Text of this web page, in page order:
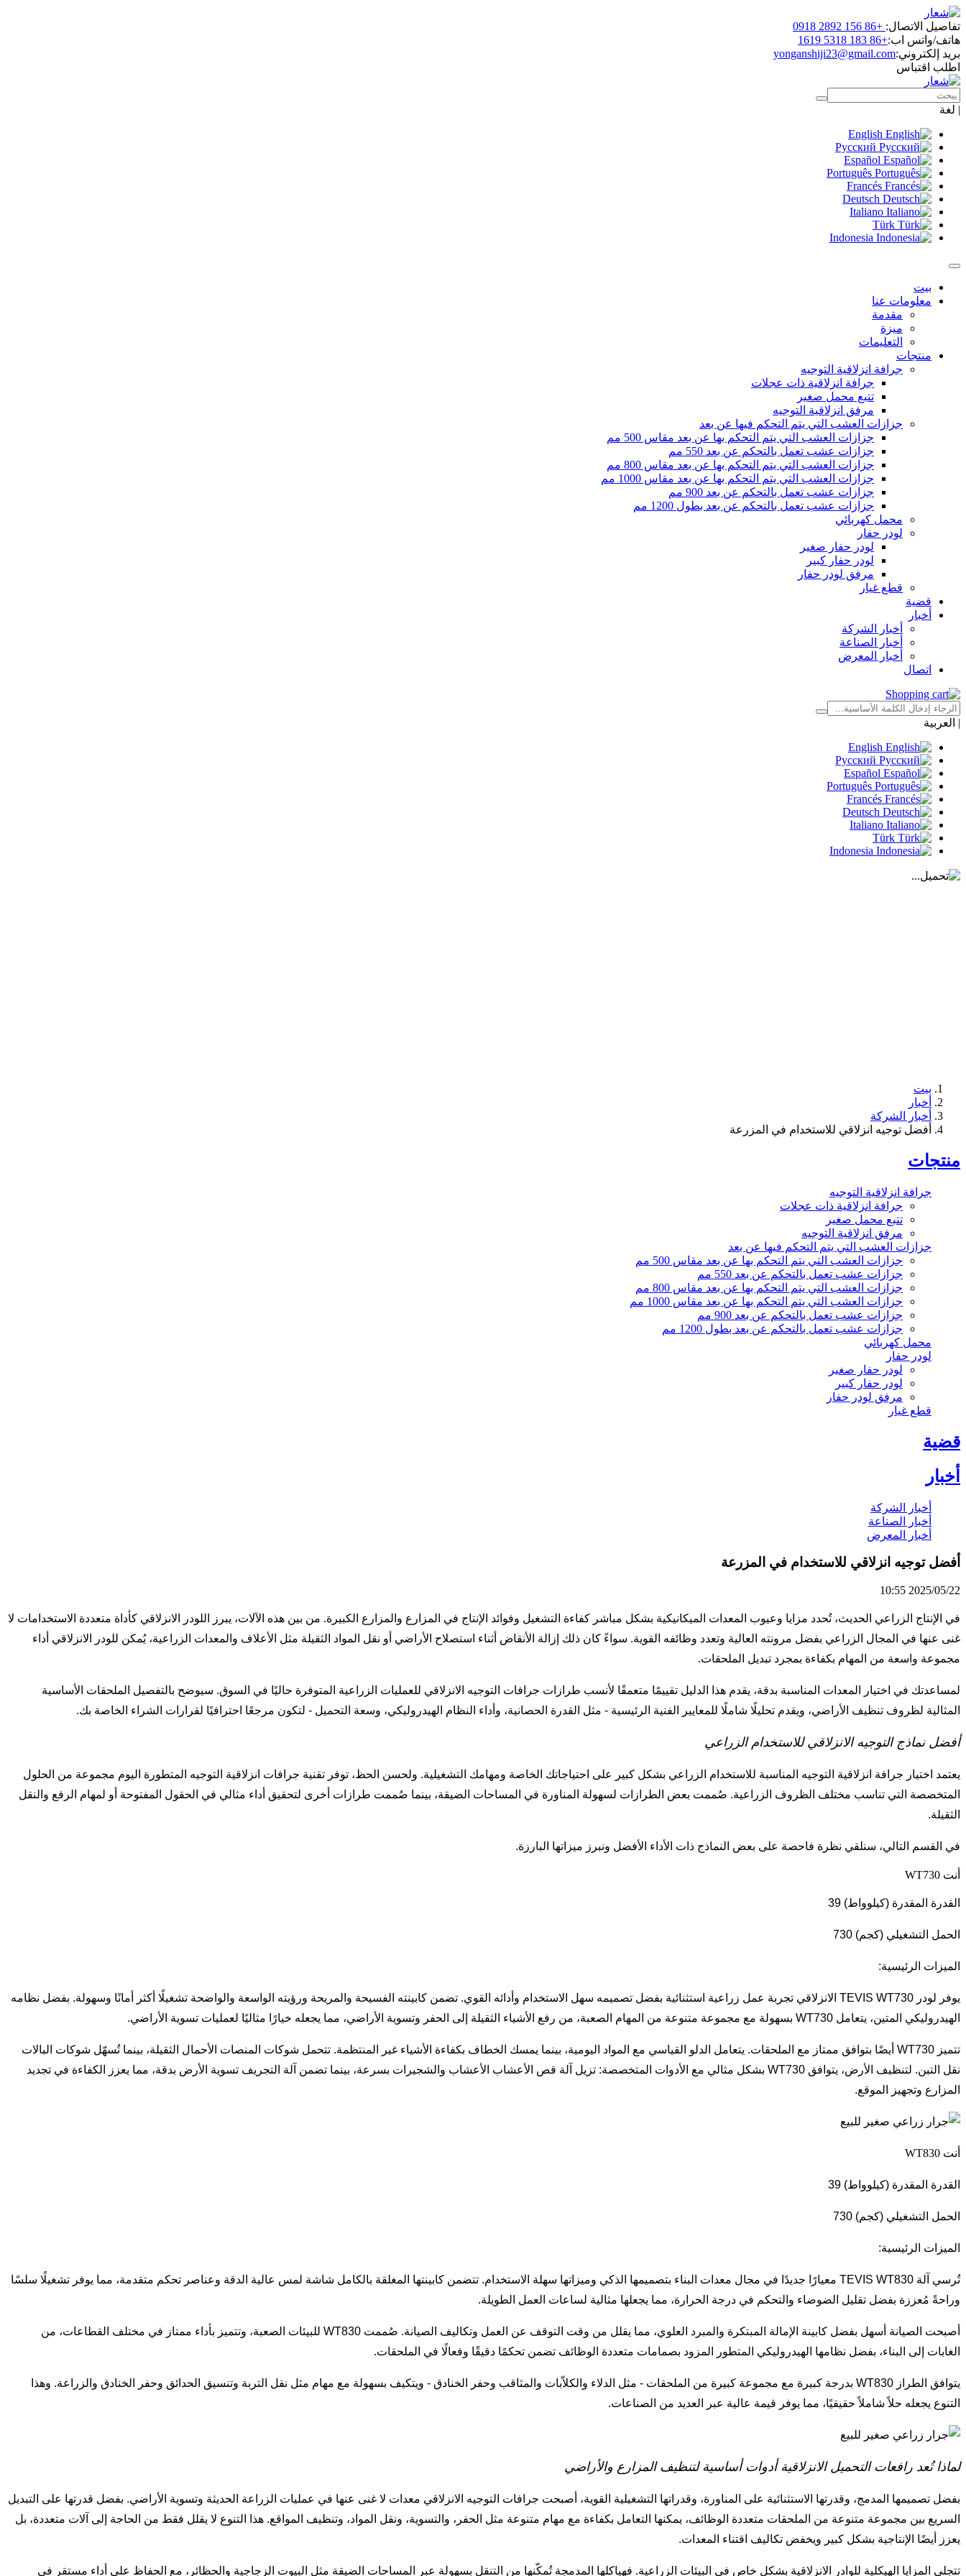
تفاصيل الاتصال: +86 156 2892 0918
هاتف/واتس اب:+86 183 5318 1619
بريد إلكتروني:yonganshiji23@gmail.com
اطلب اقتباس
| لغة
بيت
معلومات عنا
مقدمة
ميزة
التعليمات
منتجات
جرافة انزلاقية التوجيه
جرافة انزلاقية ذات عجلات
تتبع محمل صغير
مرفق انزلاقية التوجيه
جزازات العشب التي يتم التحكم فيها عن بعد
جزازات العشب التي يتم التحكم بها عن بعد مقاس 500 مم
جزازات عشب تعمل بالتحكم عن بعد 550 مم
جزازات العشب التي يتم التحكم بها عن بعد مقاس 800 مم
جزازات العشب التي يتم التحكم بها عن بعد مقاس 1000 مم
جزازات عشب تعمل بالتحكم عن بعد 900 مم
جزازات عشب تعمل بالتحكم عن بعد بطول 1200 مم
محمل كهربائي
لودر حفار
لودر حفار صغير
لودر حفار كبير
مرفق لودر حفار
قطع غيار
قضية
أخبار
أخبار الشركة
أخبار الصناعة
أخبار المعرض
اتصال
| العربية
بيت
أخبار
أخبار الشركة
أفضل توجيه انزلاقي للاستخدام في المزرعة
منتجات
جرافة انزلاقية التوجيه
جرافة انزلاقية ذات عجلات
تتبع محمل صغير
مرفق انزلاقية التوجيه
جزازات العشب التي يتم التحكم فيها عن بعد
جزازات العشب التي يتم التحكم بها عن بعد مقاس 500 مم
جزازات عشب تعمل بالتحكم عن بعد 550 مم
جزازات العشب التي يتم التحكم بها عن بعد مقاس 800 مم
جزازات العشب التي يتم التحكم بها عن بعد مقاس 1000 مم
جزازات عشب تعمل بالتحكم عن بعد 900 مم
جزازات عشب تعمل بالتحكم عن بعد بطول 1200 مم
محمل كهربائي
لودر حفار
لودر حفار صغير
لودر حفار كبير
مرفق لودر حفار
قطع غيار
قضية
أخبار
أخبار الشركة
أخبار الصناعة
أخبار المعرض
أفضل توجيه انزلاقي للاستخدام في المزرعة
2025/05/22 10:55
في الإنتاج الزراعي الحديث، تُحدد مزايا وعيوب المعدات الميكانيكية بشكل مباشر كفاءة التشغيل وفوائد الإنتاج في المزارع والمزارع الكبيرة. من بين هذه الآلات، يبرز اللودر الانزلاقي كأداة متعددة الاستخدامات لا
غنى عنها في المجال الزراعي بفضل مرونته العالية وتعدد وظائفه القوية. سواءً كان ذلك إزالة الأنقاض أثناء استصلاح الأراضي أو نقل المواد الثقيلة مثل الأعلاف والمعدات الزراعية، يُمكن للودر الانزلاقي أداء
مجموعة واسعة من المهام بكفاءة بمجرد تبديل الملحقات.
لمساعدتك في اختيار المعدات المناسبة بدقة، يقدم هذا الدليل تقييمًا متعمقًا لأنسب طرازات جرافات التوجيه الانزلاقي للعمليات الزراعية المتوفرة حاليًا في السوق. سيوضح بالتفصيل الملحقات الأساسية
المثالية لظروف تنظيف الأراضي، ويقدم تحليلًا شاملًا للمعايير الفنية الرئيسية - مثل القدرة الحصانية، وأداء النظام الهيدروليكي، وسعة التحميل - لتكون مرجعًا احترافيًا لقرارات الشراء الخاصة بك.
أفضل نماذج التوجيه الانزلاقي للاستخدام الزراعي
يعتمد اختيار جرافة انزلاقية التوجيه المناسبة للاستخدام الزراعي بشكل كبير على احتياجاتك الخاصة ومهامك التشغيلية. ولحسن الحظ، توفر تقنية جرافات انزلاقية التوجيه المتطورة اليوم مجموعة من الحلول
المتخصصة التي تناسب مختلف الظروف الزراعية. صُممت بعض الطرازات لسهولة المناورة في المساحات الضيقة، بينما صُممت طرازات أخرى لتحقيق أداء مثالي في الحقول المفتوحة أو لمهام الرفع والنقل
الثقيلة.
في القسم التالي، سنلقي نظرة فاحصة على بعض النماذج ذات الأداء الأفضل ونبرز ميزاتها البارزة.
أنت WT730
القدرة المقدرة (كيلوواط) 39
الحمل التشغيلي (كجم) 730
الميزات الرئيسية:
يوفر لودر TEVIS WT730 الانزلاقي تجربة عمل زراعية استثنائية بفضل تصميمه سهل الاستخدام وأدائه القوي. تضمن كابينته الفسيحة والمريحة ورؤيته الواسعة والواضحة تشغيلًا أكثر أمانًا وسهولة. بفضل نظامه
الهيدروليكي المتين، يتعامل WT730 بسهولة مع مجموعة متنوعة من المهام الصعبة، من رفع الأشياء الثقيلة إلى الحفر وتسوية الأراضي، مما يجعله خيارًا مثاليًا لعمليات تسوية الأراضي.
تتميز WT730 أيضًا بتوافق ممتاز مع الملحقات. يتعامل الدلو القياسي مع المواد اليومية، بينما يمسك الخطاف بكفاءة الأشياء غير المنتظمة. تتحمل شوكات المنصات الأحمال الثقيلة، بينما تُسهّل شوكات البالات
نقل التبن. لتنظيف الأرض، يتوافق WT730 بشكل مثالي مع الأدوات المتخصصة: تزيل آلة قص الأعشاب الأعشاب والشجيرات بسرعة، بينما تضمن آلة التجريف تسوية الأرض بدقة، مما يعزز الكفاءة في تجديد
المزارع وتجهيز الموقع.
أنت WT830
القدرة المقدرة (كيلوواط) 39
الحمل التشغيلي (كجم) 730
الميزات الرئيسية:
تُرسي آلة TEVIS WT830 معيارًا جديدًا في مجال معدات البناء بتصميمها الذكي وميزاتها سهلة الاستخدام. تتضمن كابينتها المغلقة بالكامل شاشة لمس عالية الدقة وعناصر تحكم متقدمة، مما يوفر تشغيلًا سلسًا
وراحةً مُعززة بفضل تقليل الضوضاء والتحكم في درجة الحرارة، مما يجعلها مثالية لساعات العمل الطويلة.
أصبحت الصيانة أسهل بفضل كابينة الإمالة المبتكرة والمبرد العلوي، مما يقلل من وقت التوقف عن العمل وتكاليف الصيانة. صُممت WT830 للبيئات الصعبة، وتتميز بأداء ممتاز في مختلف القطاعات، من
الغابات إلى البناء، بفضل نظامها الهيدروليكي المتطور المزود بصمامات متعددة الوظائف تضمن تحكمًا دقيقًا وفعالًا في الملحقات.
يتوافق الطراز WT830 بدرجة كبيرة مع مجموعة كبيرة من الملحقات - مثل الدلاء والكلاّبات والمثاقب وحفر الخنادق - ويتكيف بسهولة مع مهام مثل نقل التربة وتنسيق الحدائق وحفر الخنادق والزراعة. وهذا
التنوع يجعله حلاً شاملاً حقيقيًا، مما يوفر قيمة عالية عبر العديد من الصناعات.
لماذا تُعد رافعات التحميل الانزلاقية أدوات أساسية لتنظيف المزارع والأراضي
بفضل تصميمها المدمج، وقدرتها الاستثنائية على المناورة، وقدراتها التشغيلية القوية، أصبحت جرافات التوجيه الانزلاقي معدات لا غنى عنها في عمليات الزراعة الحديثة وتسوية الأراضي. بفضل قدرتها على التبديل
السريع بين مجموعة متنوعة من الملحقات متعددة الوظائف، يمكنها التعامل بكفاءة مع مهام متنوعة مثل الحفر، والتسوية، ونقل المواد، وتنظيف المواقع. هذا التنوع لا يقلل فقط من الحاجة إلى آلات متعددة، بل
يعزز أيضًا الإنتاجية بشكل كبير ويخفض تكاليف اقتناء المعدات.
تتجلى المزايا الهيكلية للوادر الانزلاقية بشكل خاص في البيئات الزراعية. فهياكلها المدمجة تُمكّنها من التنقل بسهولة عبر المساحات الضيقة مثل البيوت الزجاجية والحظائر، مع الحفاظ على أداء مستقر في